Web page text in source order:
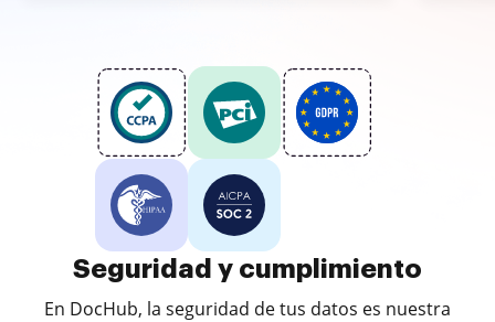
Seguridad y cumplimiento
En DocHub, la seguridad de tus datos es nuestra